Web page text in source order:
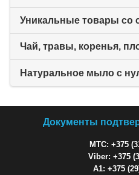
Уникальные товары со
Чай, травы, коренья,
Натуральное мыло с
Документы
МТС: +375
Viber: +375
A1: +375